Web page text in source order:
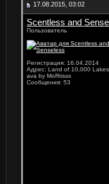
17.08.2015, 03:02
Scentless and
Пользователь
Регистрация: 16.04.2014
Адрес: Land of 10,000
ava by MoRtisss
Сообщения: 53